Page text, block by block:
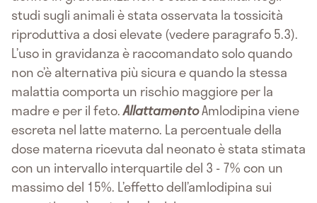
studi sugli animali è stata osservata la tossicità
riproduttiva a dosi elevate (vedere paragrafo 5.3).
L’uso in gravidanza è raccomandato solo quando
non c’è alternativa più sicura e quando la stessa
malattia comporta un rischio maggiore per la
madre e per il feto.AllattamentoAmlodipina viene
escreta nel latte materno. La percentuale della
dose materna ricevuta dal neonato è stata stimata
con un intervallo interquartile del 3 - 7% con un
massimo del 15%. L’effetto dell’amlodipina sui